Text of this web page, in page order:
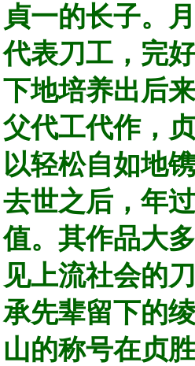
貞一的长子。
代表刀工，完
下地培养出后
父代工代作，
以轻松自如地
去世之后，年
值。其作品大
见上流社会的
承先辈留下的
山的称号在贞